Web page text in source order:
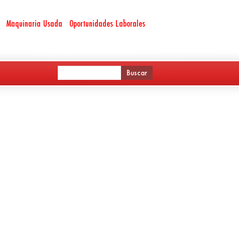
Maquinaria Usada Oportunidades Laborales